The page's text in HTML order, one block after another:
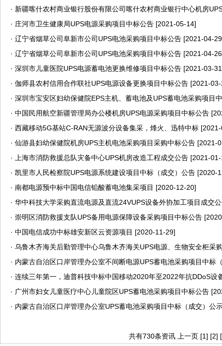
· 新疆喀什农村商业银行股份有限公司喀什农村商业银行中心机房
· 庄河市卫生健康局UPS电源采购项目中标公告 [2021-05-14]
· 辽宁省烟草公司阜新市公司UPS电池采购项目中标公告 [2021-04-
· 辽宁省烟草公司阜新市公司UPS电池采购项目中标公告 [2021-04-
· 深圳市儿童医院UPS电源蓄电池更换维修项目中标公告 [2021-03-
· 伽师县农村信用合作联社UPS电源设备更换项目中标公告 [2021-
· 深圳市宝安区妇幼保健院EPS主机、蓄电池及UPS蓄电池采购项目
· 中国民用航空新疆管理局办公楼机房UPS电源采购项目中标公告
· 西藏移动5G基站C-RAN无源波分设备集采，烽火、迅特中标
· 仙游县妇幼保健院机房UPS主机电池采购项目采购中标公告 [2021-
·
上海市消防救援总队灾备中心UPS机房改造工程成交公告 [2021-
· 凯里市人民检察院UPS电源系统建设项目中标（成交）公告 [2020-
· 南都电源预中标中国电信铅酸蓄电池集采项目 [2020-12-20]
· 华中科技大学采购直流电源及直流24VUPS设备外协加工项目成交
· 崇明区消防救援支队UPS备用电源保障设备采购项目中标公告
· 中国电信成功中标雄安新区云资源项目 [2020-11-29]
· 乌鲁木齐海关后勤管理中心乌鲁木齐海关UPS电源、生物安全柜采
· 内蒙古自治区口岸管理办公室不间断电源UPS蓄电池采购项目中标
· 连续三年第一，迪普科技中标中国移动2020年至2022年抗DDoS设
· 广州市妇女儿童医疗中心儿童院区UPS蓄电池采购项目中标公告
· 内蒙古自治区口岸管理办公室UPS蓄电池采购项目中标（成交）公
共有730条资讯 上一页 [1] [2]